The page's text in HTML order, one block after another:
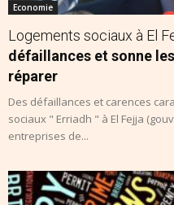
Economie
Logements sociaux à El
défaillances et sonne
réparer
Des défaillances et carences
sociaux " Erriadh " à El Fejja
entreprises de...